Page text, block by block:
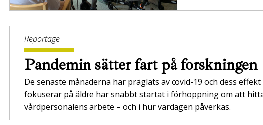
Reportage
Pandemin sätter fart på forskningen
De senaste månaderna har präglats av covid-19 och dess
fokuserar på äldre har snabbt startat i förhoppning om att
vårdpersonalens arbete – och i hur vardagen påverkas.